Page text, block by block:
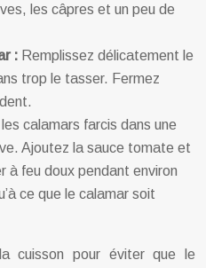
les câpres et un peu de
: Remplissez délicatement le
trop le tasser. Fermez
calamars farcis dans une
Ajoutez la sauce tomate et
à feu doux pendant environ
ce que le calamar soit
cuisson pour éviter que le